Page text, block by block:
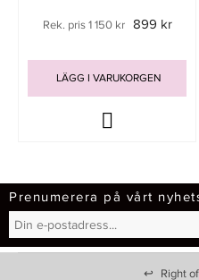
Rek. pris 1 150 kr 899 kr
LÄGG I VARUKORGEN
Prenumerera på vårt
↩ Right